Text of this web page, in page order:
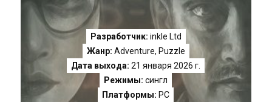
Разработчик: inkle Ltd
Жанр: Adventure, Puzzle
Дата выхода: 21 января 2026 г.
Режимы: сингл
Платформы: PC